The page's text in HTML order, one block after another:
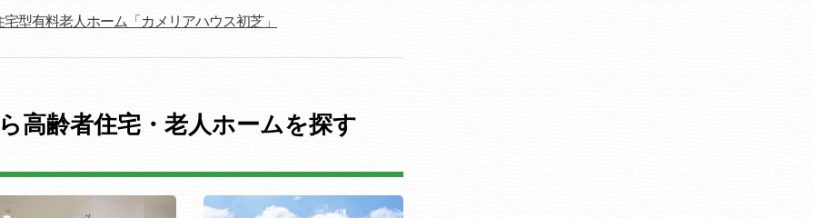
型有料老人ホーム「カメリアハウス初芝」
高齢者住宅・老人ホームを探す